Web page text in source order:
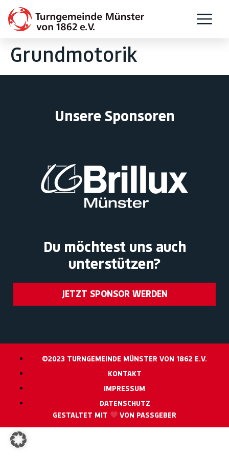
Grundmotorik
Unsere Sponsoren
Du möchtest uns auch
unterstützen?
JETZT SPONSOR WERDEN
©2023 TURNGEMEINDE MÜNSTER VON 1862 E.V.
KONTAKT
IMPRESSUM
DATENSCHUTZ
GESTALTET MIT
VON PASSGEBER